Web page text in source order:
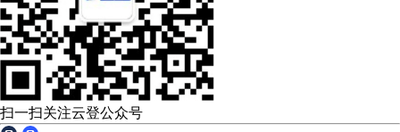
扫一扫关注云登公众号